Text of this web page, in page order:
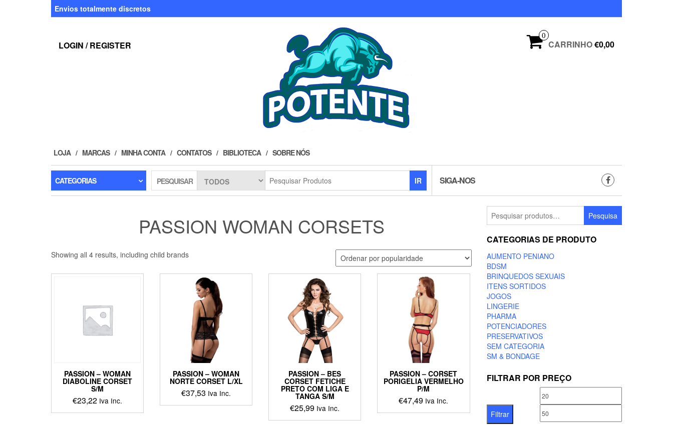
Envios totalmente discretos
LOGIN / REGISTER
0
CARRINHO€0,00
LOJA MARCAS MINHA CONTA CONTATOS BIBLIOTECA SOBRE NÓS
CATEGORIAS PESQUISAR IR SIGA-NOS
PASSION WOMAN CORSETS
Showing all 4 results, including child brands
PASSION – WOMAN
DIABOLINE CORSET
S/M
€23,22 Iva Inc.
PASSION – WOMAN
NORTE CORSET L/XL
€37,53 Iva Inc.
PASSION – BES
CORSET FETICHE
PRETO COM LIGA E
TANGA S/M
€25,99 Iva Inc.
PASSION – CORSET
PORIGELIA VERMELHO
P/M
€47,49 Iva Inc.
This
Pesquisar
por:
Pesquisa
CATEGORIAS DE PRODUTO
AUMENTO PENIANO
BDSM
BRINQUEDOS SEXUAIS
ITENS SORTIDOS
JOGOS
LINGERIE
PHARMA
POTENCIADORES
PRESERVATIVOS
SEM CATEGORIA
SM & BONDAGE
FILTRAR POR PREÇO
Preço
mínimo
máximo
Filtrar